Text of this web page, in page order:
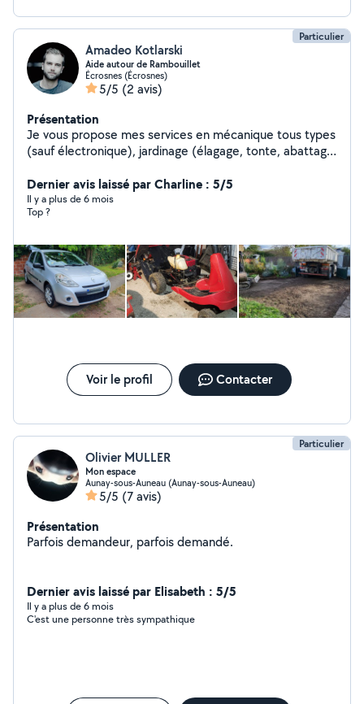
Particulier
Amadeo Kotlarski
Aide autour de Rambouillet
Écrosnes (Écrosnes)
5/5 (2 avis)
Présentation
Je vous propose mes services en mécanique tous types
(sauf électronique), jardinage (élagage, tonte, abattage,
déménagements. Outils à disposition : tracteur-
tondeuse/tondeuse, débroussailleur, souffleur,
tronçonneuse, élagueur Diagnostic complet véhicule
Dernier avis laissé par Charline : 5/5
Il y a plus de 6 mois
Top ?
Voir le profil Contacter
Particulier
Olivier MULLER
Mon espace
Aunay-sous-Auneau (Aunay-sous-Auneau)
5/5 (7 avis)
Présentation
Parfois demandeur, parfois demandé.
Dernier avis laissé par Elisabeth : 5/5
Il y a plus de 6 mois
C'est une personne très sympathique